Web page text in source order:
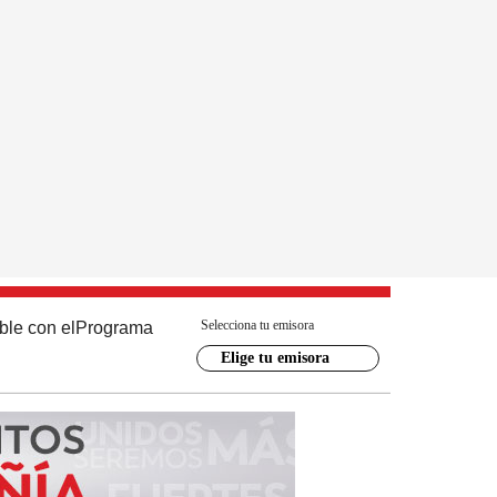
con el Programa Selecciona tu emisora
Elige tu emisora